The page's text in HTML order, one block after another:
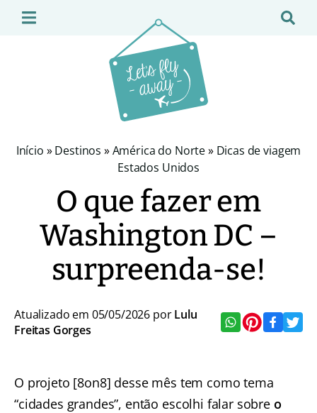
Início »Destinos »América do Norte» Dicas de viagem
Estados Unidos
O que fazer em
Washington DC –
surpreenda-se!
Atualizado em 05/05/2026 porLulu
Freitas Gorges
O projeto [8on8] desse mês tem como tema
“cidades grandes”, então escolhi falar sobre o